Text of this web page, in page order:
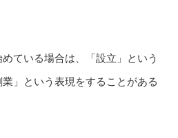
ている場合は、「設立」という
」という表現をすることがある